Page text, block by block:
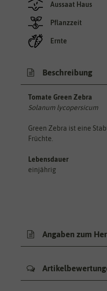
Aussaat Haus
Pflanzzeit
Ernte
Beschreibung
Tomate Green Zebra
Solanum lycopersicum
Green Zebra ist eine
Früchte.
Lebensdauer
einjährig
Angaben zum